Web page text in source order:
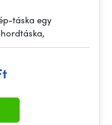
táska egy